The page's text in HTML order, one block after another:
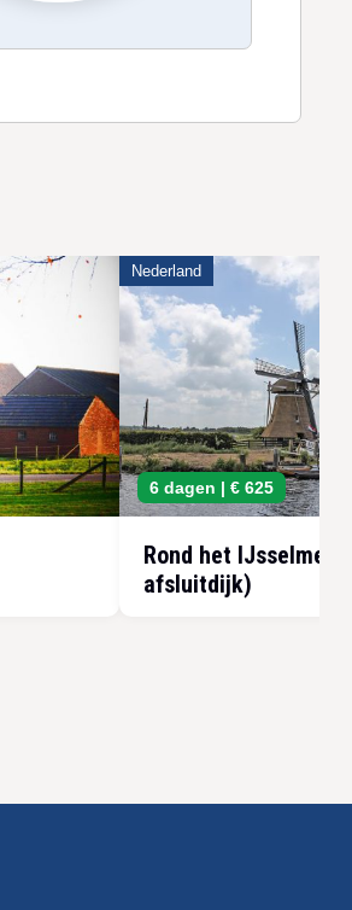
6 dagen | € 625
Rond het
afsluitdijk)
Nederland